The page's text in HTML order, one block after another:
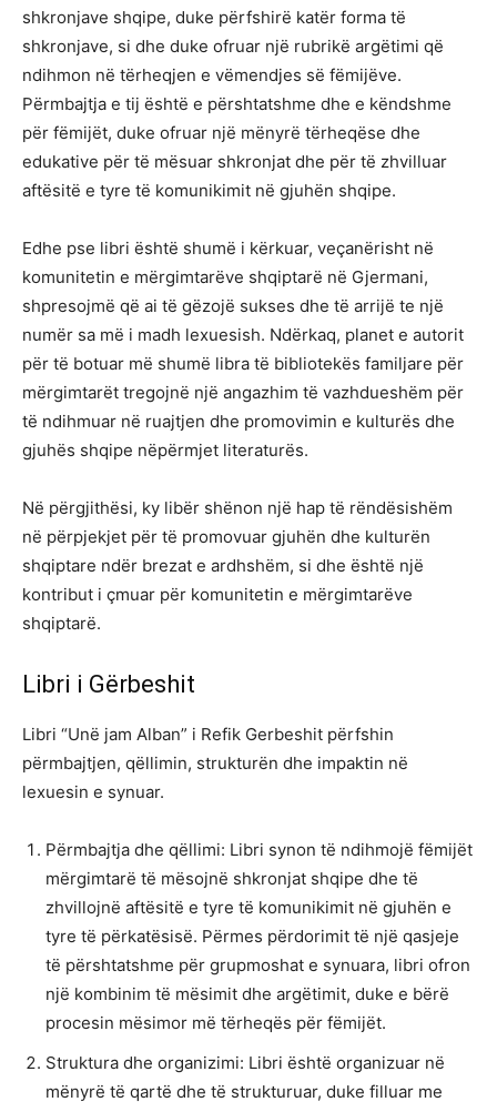
shkronjave shqipe, duke përfshirë katër forma të
shkronjave, si dhe duke ofruar një rubrikë argëtimi që
ndihmon në tërheqjen e vëmendjes së fëmijëve.
Përmbajtja e tij është e përshtatshme dhe e këndshme
për fëmijët, duke ofruar një mënyrë tërheqëse dhe
edukative për të mësuar shkronjat dhe për të zhvilluar
aftësitë e tyre të komunikimit në gjuhën shqipe.
Edhe pse libri është shumë i kërkuar, veçanërisht në
komunitetin e mërgimtarëve shqiptarë në Gjermani,
shpresojmë që ai të gëzojë sukses dhe të arrijë te një
numër sa më i madh lexuesish. Ndërkaq, planet e autorit
për të botuar më shumë libra të bibliotekës familjare për
mërgimtarët tregojnë një angazhim të vazhdueshëm për
të ndihmuar në ruajtjen dhe promovimin e kulturës dhe
gjuhës shqipe nëpërmjet literaturës.
Në përgjithësi, ky libër shënon një hap të rëndësishëm
në përpjekjet për të promovuar gjuhën dhe kulturën
shqiptare ndër brezat e ardhshëm, si dhe është një
kontribut i çmuar për komunitetin e mërgimtarëve
shqiptarë.
Libri i Gërbeshit
Libri “Unë jam Alban” i Refik Gerbeshit përfshin
përmbajtjen, qëllimin, strukturën dhe impaktin në
lexuesin e synuar.
Përmbajtja dhe qëllimi: Libri synon të ndihmojë fëmijët
mërgimtarë të mësojnë shkronjat shqipe dhe të
zhvillojnë aftësitë e tyre të komunikimit në gjuhën e
tyre të përkatësisë. Përmes përdorimit të një qasjeje
të përshtatshme për grupmoshat e synuara, libri ofron
një kombinim të mësimit dhe argëtimit, duke e bërë
procesin mësimor më tërheqës për fëmijët.
Struktura dhe organizimi: Libri është organizuar në
mënyrë të qartë dhe të strukturuar, duke filluar me